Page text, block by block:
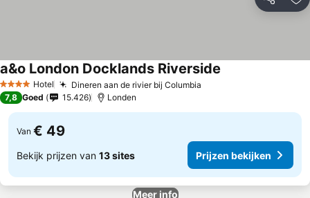
Delen
4 SterrenHotel Dineren aan de rivier bij Columbia
a&o London Docklands Riverside
7,8 Goed 15.426 Londen
Van € 49
Bekijk prijzen van 13 sites Prijzen bekijken
Meer info